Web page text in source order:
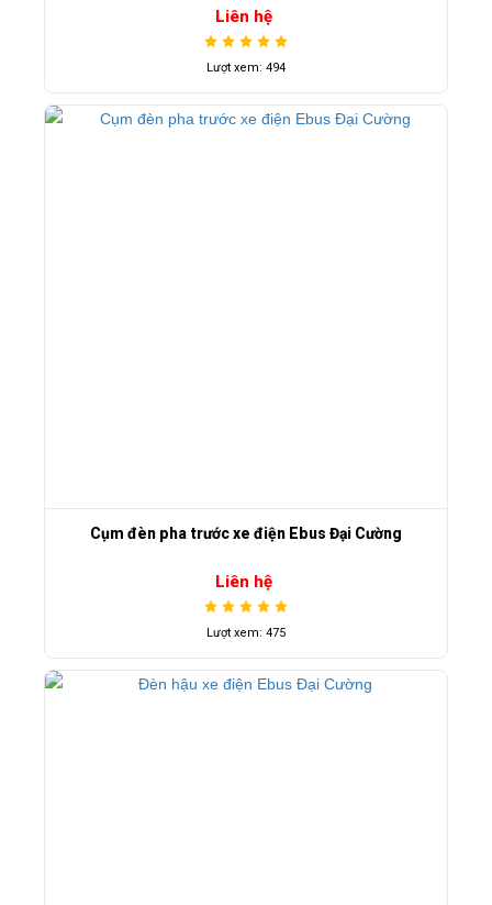
Liên hệ
Lượt xem: 494
Cụm đèn pha trước xe điện Ebus Đại Cường
Liên hệ
Lượt xem: 475